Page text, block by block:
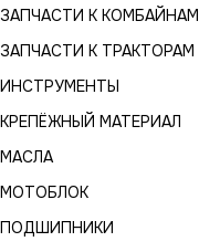
ЗАПЧАСТИ К КОМБАЙНАМ
ЗАПЧАСТИ К ТРАКТОРАМ
ИНСТРУМЕНТЫ
КРЕПЁЖНЫЙ МАТЕРИАЛ
МАСЛА
МОТОБЛОК
ПОДШИПНИКИ